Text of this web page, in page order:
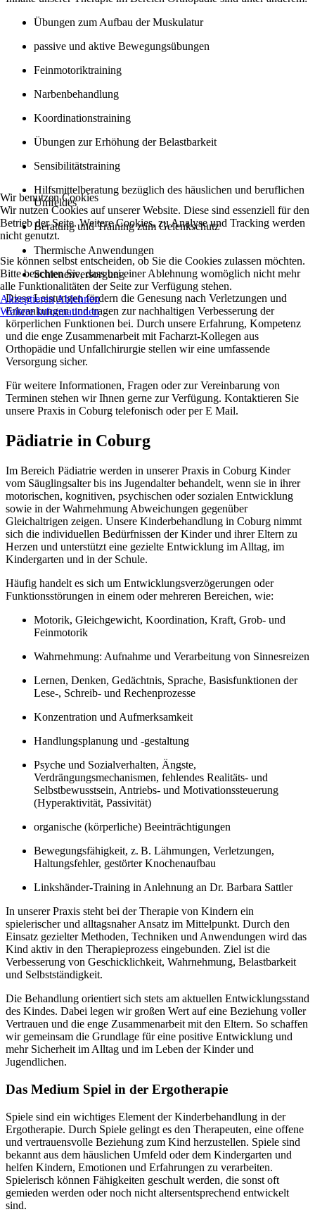
Übungen zum Aufbau der Muskulatur
passive und aktive Bewegungsübungen
Feinmotoriktraining
Narbenbehandlung
Koordinationstraining
Übungen zur Erhöhung der Belastbarkeit
Sensibilitätstraining
Hilfsmittelberatung bezüglich des häuslichen und beruflichen
Umfeldes
Beratung und Training zum Gelenkschutz
Thermische Anwendungen
Schienenversorgung
Diese Leistungen fördern die Genesung nach Verletzungen und
Erkrankungen und tragen zur nachhaltigen Verbesserung der
körperlichen Funktionen bei. Durch unsere Erfahrung, Kompetenz
und die enge Zusammenarbeit mit Facharzt-Kollegen aus
Orthopädie und Unfallchirurgie stellen wir eine umfassende
Versorgung sicher.
Für weitere Informationen, Fragen oder zur Vereinbarung von
Terminen stehen wir Ihnen gerne zur Verfügung. Kontaktieren Sie
unsere Praxis in Coburg telefonisch oder per E Mail.
Pädiatrie in Coburg
Im Bereich Pädiatrie werden in unserer Praxis in Coburg Kinder
vom Säuglingsalter bis ins Jugendalter behandelt, wenn sie in ihrer
motorischen, kognitiven, psychischen oder sozialen Entwicklung
sowie in der Wahrnehmung Abweichungen gegenüber
Gleichaltrigen zeigen. Unsere Kinderbehandlung in Coburg nimmt
sich die individuellen Bedürfnissen der Kinder und ihrer Eltern zu
Herzen und unterstützt eine gezielte Entwicklung im Alltag, im
Kindergarten und in der Schule.
Häufig handelt es sich um Entwicklungsverzögerungen oder
Funktionsstörungen in einem oder mehreren Bereichen, wie:
Motorik, Gleichgewicht, Koordination, Kraft, Grob- und
Feinmotorik
Wahrnehmung: Aufnahme und Verarbeitung von Sinnesreizen
Lernen, Denken, Gedächtnis, Sprache, Basisfunktionen der
Lese-, Schreib- und Rechenprozesse
Konzentration und Aufmerksamkeit
Handlungsplanung und -gestaltung
Psyche und Sozialverhalten, Ängste,
Verdrängungsmechanismen, fehlendes Realitäts- und
Selbstbewusstsein, Antriebs- und Motivationssteuerung
(Hyperaktivität, Passivität)
organische (körperliche) Beeinträchtigungen
Bewegungsfähigkeit, z. B. Lähmungen, Verletzungen,
Haltungsfehler, gestörter Knochenaufbau
Linkshänder-Training in Anlehnung an Dr. Barbara Sattler
In unserer Praxis steht bei der Therapie von Kindern ein
spielerischer und alltagsnaher Ansatz im Mittelpunkt. Durch den
Einsatz gezielter Methoden, Techniken und Anwendungen wird das
Kind aktiv in den Therapieprozess eingebunden. Ziel ist die
Verbesserung von Geschicklichkeit, Wahrnehmung, Belastbarkeit
und Selbstständigkeit.
Die Behandlung orientiert sich stets am aktuellen Entwicklungsstand
des Kindes. Dabei legen wir großen Wert auf eine Beziehung voller
Vertrauen und die enge Zusammenarbeit mit den Eltern. So schaffen
wir gemeinsam die Grundlage für eine positive Entwicklung und
mehr Sicherheit im Alltag und im Leben der Kinder und
Jugendlichen.
Das Medium Spiel in der Ergotherapie
Spiele sind ein wichtiges Element der Kinderbehandlung in der
Ergotherapie. Durch Spiele gelingt es den Therapeuten, eine offene
und vertrauensvolle Beziehung zum Kind herzustellen. Spiele sind
bekannt aus dem häuslichen Umfeld oder dem Kindergarten und
helfen Kindern, Emotionen und Erfahrungen zu verarbeiten.
Spielerisch können Fähigkeiten geschult werden, die sonst oft
gemieden werden oder noch nicht altersentsprechend entwickelt
sind.
Wir benutzen Cookies
Wir nutzen Cookies auf unserer Website. Diese sind essenziell für den
Betrieb der Seite. Weitere Cookies, zu Analyse und Tracking werden
nicht genutzt.
Sie können selbst entscheiden, ob Sie die Cookies zulassen möchten.
Bitte beachten Sie, dass bei einer Ablehnung womöglich nicht mehr
alle Funktionalitäten der Seite zur Verfügung stehen.
AkzeptierenAblehnen
Weitere Informationen